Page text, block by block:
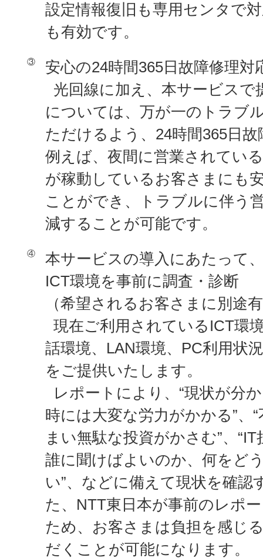
設定情報復旧も専用センタで
も有効です。
③
安心の24時間365日故障修理対
光回線に加え、本サービス
については、万が一のトラブ
ただけるよう、24時間365日
例えば、夜間に営業されてい
が稼動しているお客さまにも
ことができ、トラブルに伴う
減することが可能です。
④
本サービスの導入にあたって
ICT環境を事前に調査・診断
（希望されるお客さまに別途
現在ご利用されているICT環
話環境、LAN環境、PC利用状
をご提供いたします。
レポートにより、“現状が分
時には大変な労力がかかる”、
まい無駄な投資がかさむ”、
誰に聞けばよいのか、何をど
い”、などに備えて現状を確
た、NTT東日本が事前のレポ
ため、お客さまは負担を感じ
だくことが可能になります。